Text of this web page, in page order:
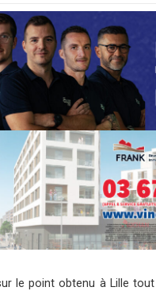
le point obtenu à Lille